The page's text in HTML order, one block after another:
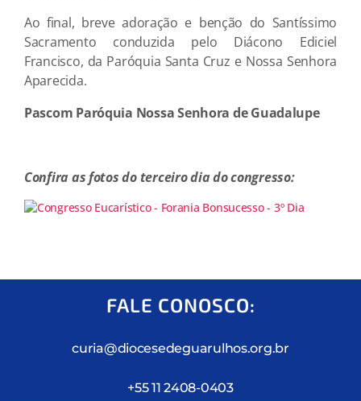
Ao final, breve adoração e benção do Santíssimo
Sacramento conduzida pelo Diácono Ediciel
Francisco, da Paróquia Santa Cruz e Nossa Senhora
Aparecida.
Pascom Paróquia Nossa Senhora de Guadalupe
Confira as fotos do terceiro dia do congresso:
FALE CONOSCO:
curia@diocesedeguarulhos.org.br
+55 11 2408-0403